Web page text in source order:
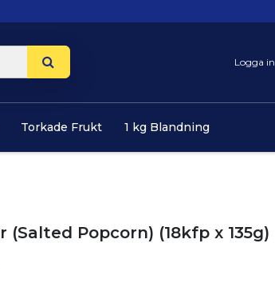
Logga in
Torkade Frukt 1 kg Blandning
(Salted Popcorn) (18kfp x 135g)